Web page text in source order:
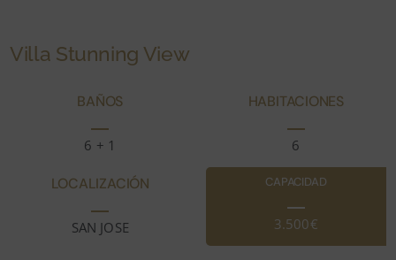
Villa Stunning View
BAÑOS
6 + 1
HABITACIONES
6
LOCALIZACIÓN
SAN JOSE
CAPACIDAD
3.500€